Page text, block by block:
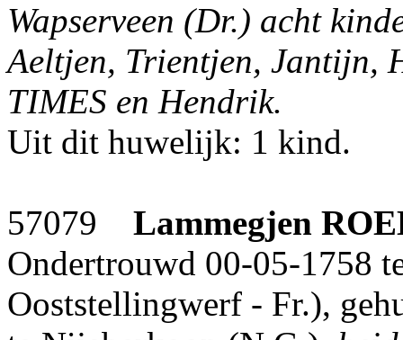
Wapserveen (Dr.) acht
Aeltjen, Trientjen, Jantijn,
TIMES en Hendrik.
Uit dit huwelijk: 1 kind.
57079 Lammegjen
Ondertrouwd 00-05-1758
Ooststellingwerf - Fr.),